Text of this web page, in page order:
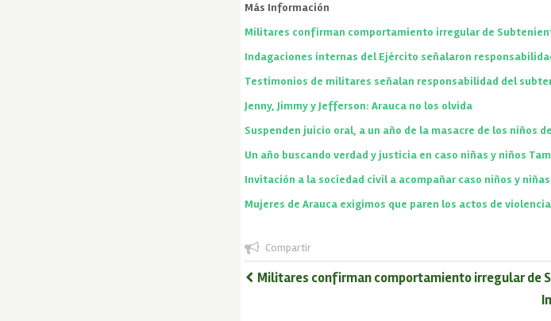
Más Información
Militares confirman comportamiento irregular de
Indagaciones internas del Ejército señalaron
Testimonios de militares señalan responsabilidad del
Jenny, Jimmy y Jefferson: Arauca no los olvida
Suspenden juicio oral, a un año de la masacre de los niños
Un año buscando verdad y justicia en caso niñas y niños
Invitación a la sociedad civil a acompañar caso niños y
Mujeres de Arauca exigimos que paren los actos de
Compartir
Militares confirman comportamiento irregular de